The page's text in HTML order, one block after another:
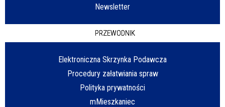
Newsletter
PRZEWODNIK
Elektroniczna Skrzynka Podawcza
Procedury załatwiania spraw
Polityka prywatności
mMieszkaniec